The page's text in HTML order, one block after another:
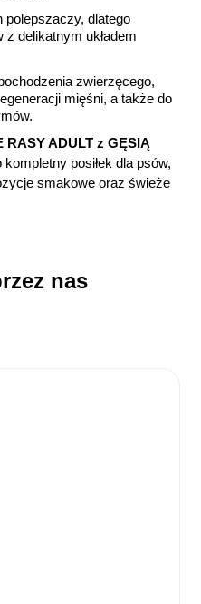
dlatego
delikatnym układem
zwierzęcego,
mięśni, a także do
ADULT z GĘSIĄ
kompletny posiłek dla psów,
smakowe oraz świeże
nas